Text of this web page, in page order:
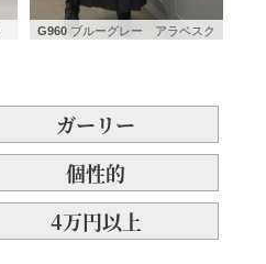
G960 ブルーグレー アラベスク
ガーリー
個性的
4万円以上